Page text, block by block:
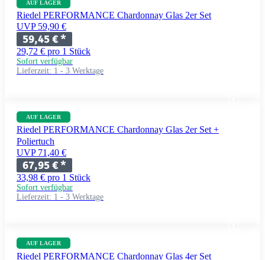
AUF LAGER
Riedel PERFORMANCE Chardonnay Glas 2er Set
UVP 59,90 €
59,45 €*
29,72 € pro 1 Stück
Sofort verfügbar
Lieferzeit: 1 - 3 Werktage
AUF LAGER
Riedel PERFORMANCE Chardonnay Glas 2er Set +
Poliertuch
UVP 71,40 €
67,95 €*
33,98 € pro 1 Stück
Sofort verfügbar
Lieferzeit: 1 - 3 Werktage
AUF LAGER
Riedel PERFORMANCE Chardonnay Glas 4er Set